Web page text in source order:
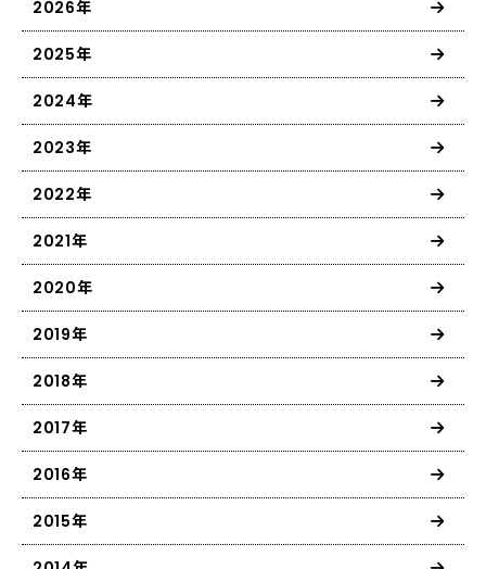
2026年
2025年
2024年
2023年
2022年
2021年
2020年
2019年
2018年
2017年
2016年
2015年